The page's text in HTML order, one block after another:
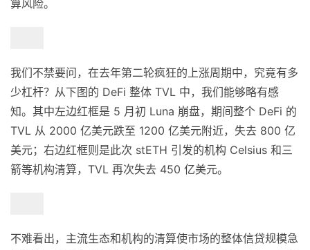
算风险。
我们不禁要问，在去年第二轮疯狂的上涨周期中，究竟有多
少杠杆？从下图的 DeFi 整体 TVL 中，我们能够略有感
知。其中左边红框是 5 月初 Luna 崩盘，期间整个 DeFi 的
TVL 从 2000 亿美元跌至 1200 亿美元附近，失去 800 亿
美元；右边红框则是此次 stETH 引发的机构 Celsius 和三
箭等机构清算，TVL 再次失去 450 亿美元。
不难看出，主流生态和机构的清算使市场的整体信贷规模急